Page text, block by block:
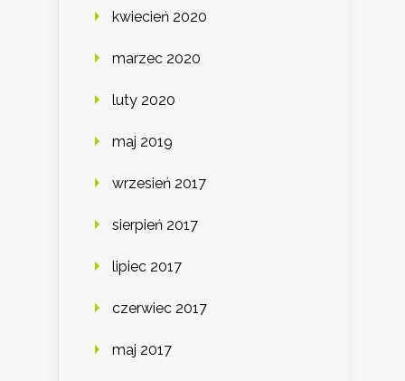
kwiecień 2020
marzec 2020
luty 2020
maj 2019
wrzesień 2017
sierpień 2017
lipiec 2017
czerwiec 2017
maj 2017